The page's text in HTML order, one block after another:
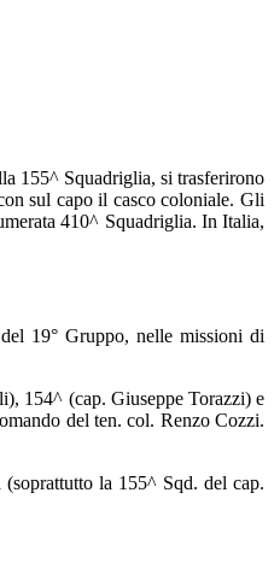
155^ Squadriglia, si trasferirono
sul capo il casco coloniale. Gli
410^ Squadriglia. In Italia,
19° Gruppo, nelle missioni di
154^ (cap. Giuseppe Torazzi) e
del ten. col. Renzo Cozzi.
la 155^ Sqd. del cap.